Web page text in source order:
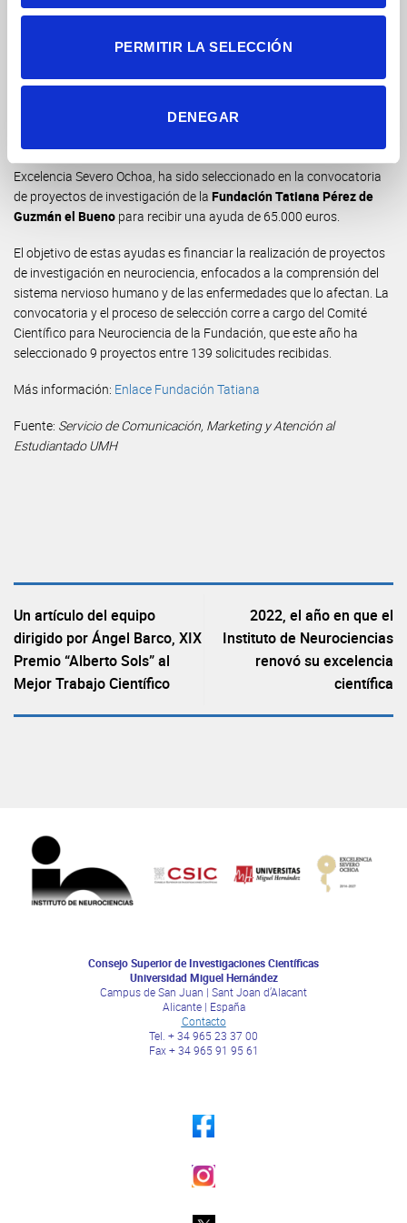
PERMITIR LA SELECCIÓN
DENEGAR
en el cerebro y explorar el potencial terapéutico de estas
manipulaciones para restablecer distintos aspectos del
etcétera, en un modelo animal de autismo”.
El proyecto OXITO-CURE: Manipulación del sistema oxitocinérgico
Excelencia Severo Ochoa, ha sido seleccionado en la convocatoria
de proyectos de investigación de la Fundación Tatiana Pérez de
Guzmán el Bueno para recibir una ayuda de 65.000 euros.
El objetivo de estas ayudas es financiar la realización de proyectos
de investigación en neurociencia, enfocados a la comprensión del
sistema nervioso humano y de las enfermedades que lo afectan. La
convocatoria y el proceso de selección corre a cargo del Comité
Científico para Neurociencia de la Fundación, que este año ha
seleccionado 9 proyectos entre 139 solicitudes recibidas.
Más información: Enlace Fundación Tatiana
Fuente: Servicio de Comunicación, Marketing y Atención al
Estudiantado UMH
Un artículo del equipo
dirigido por Ángel Barco, XIX
Premio “Alberto Sols” al
Mejor Trabajo Científico
2022, el año en que el
Instituto de Neurociencias
renovó su excelencia
científica
Consejo Superior de Investigaciones Científicas
Universidad Miguel Hernández
Campus de San Juan | Sant Joan d’Alacant
Alicante | España
Contacto
Tel. + 34 965 23 37 00
Fax + 34 965 91 95 61